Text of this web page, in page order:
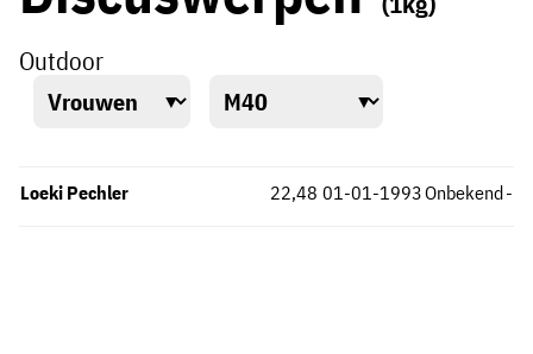
Outdoor
Loeki Pechler Onbekend
22,48 -
01-01-1993